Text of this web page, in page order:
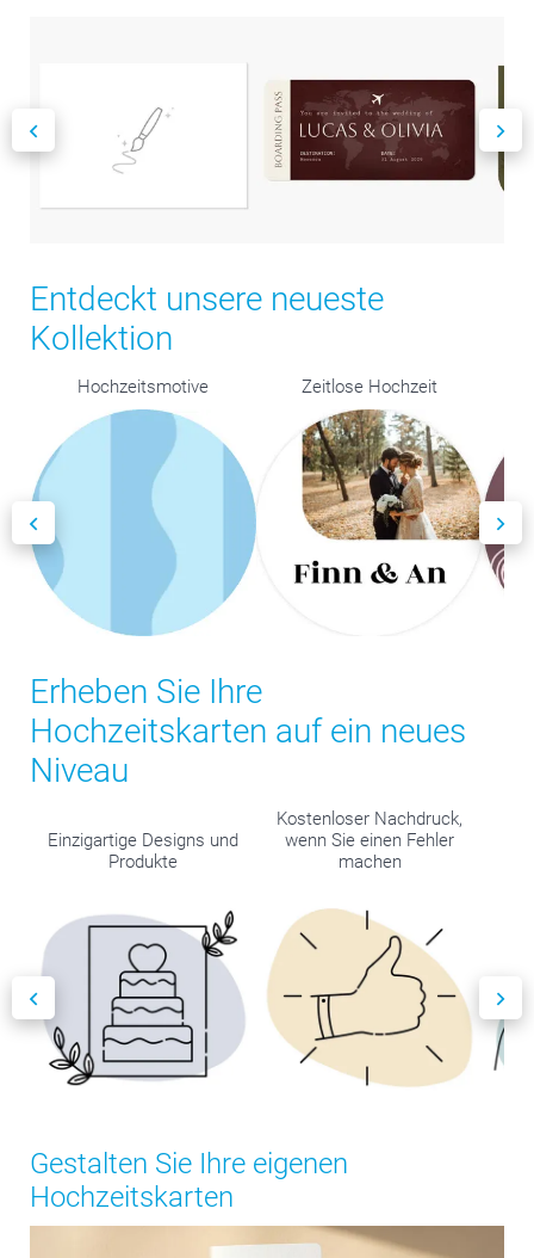
Entdeckt unsere neueste
Kollektion
Hochzeitsmotive Zeitlose Hochzeit
Erheben Sie Ihre
Hochzeitskarten auf ein neues
Niveau
Einzigartige Designs und
Produkte
Kostenloser Nachdruck,
wenn Sie einen Fehler
machen
Gestalten Sie Ihre eigenen
Hochzeitskarten